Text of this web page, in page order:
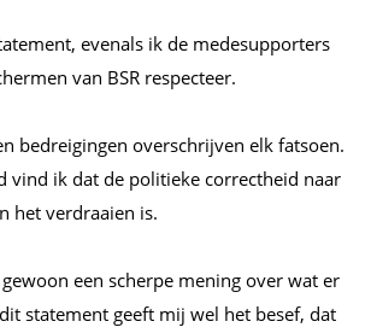
evenals ik de medesupporters
van BSR respecteer.
bedreigingen overschrijven elk fatsoen.
vind ik dat de politieke correctheid naar
het verdraaien is.
een scherpe mening over wat er
statement geeft mij wel het besef, dat